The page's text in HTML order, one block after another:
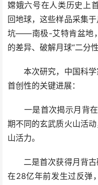
嫦娥六号在人类历史上
回地球，这些样品采集
坑——南极-艾特肯盆地
的差异、破解月球“二分
本次研究，中国科学
首创性的关键进展：
一是首次揭示月背在
期不同的玄武质火山活
山活力。
二是首次获得月背古
在28亿年前发生过反弹